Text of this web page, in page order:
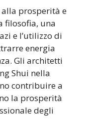
alla prosperità e
filosofia, una
e l’utilizzo di
energia
Gli architetti
Shui nella
contribuire a
la prosperità
degli